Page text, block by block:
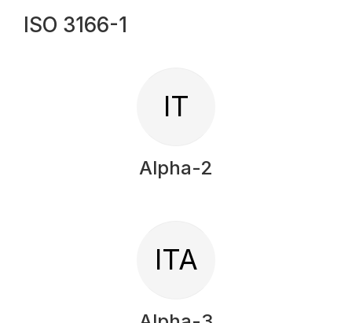
ISO 3166-1
IT
Alpha-2
ITA